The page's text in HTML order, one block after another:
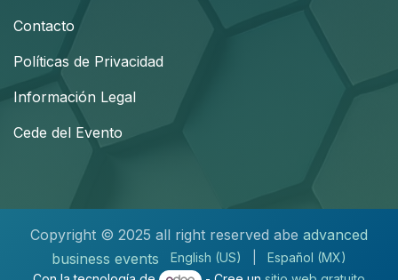
Contacto
Políticas de Privacidad
Información Legal
Cede del Evento
Copyright © 2025 all right reserved abe advanced
business events
English (US)
Español (MX)